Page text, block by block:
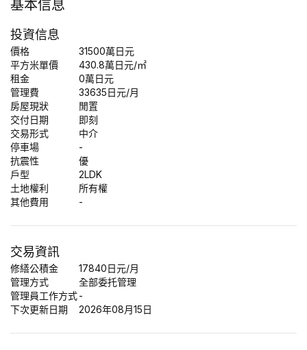
基本信息
投資信息
價格 31500萬日元
平方米單價
430.8萬日元/㎡
租金
0萬日元
管理費
33635日元/月
房屋現狀
閒置
交付日期
即刻
交易形式
中介
停車場
-
抗震性
優
戶型
2LDK
土地權利
所有權
其他費用
-
交易資訊
修繕公積金
17840日元/月
管理方式
全部委托管理
管理員工作方式-
下次更新日期
2026年08月15日